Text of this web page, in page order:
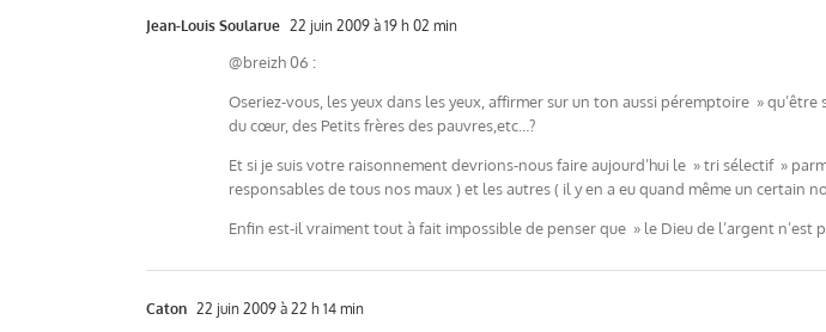
Jean-Louis Soularue 22 juin 2009 à 19 h 02 min
@breizh 06 :
Oseriez-vous, les yeux dans les yeux, affirmer sur un ton aussi péremptoire »
du cœur, des Petits frères des pauvres,etc…?
Et si je suis votre raisonnement devrions-nous faire aujourd’hui le » tri sélectif »
responsables de tous nos maux ) et les autres ( il y en a eu quand même un
Enfin est-il vraiment tout à fait impossible de penser que » le Dieu de l’argent
Caton 22 juin 2009 à 22 h 14 min